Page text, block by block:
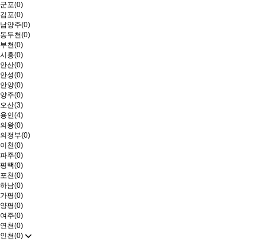
군포(0)
김포(0)
남양주(0)
동두천(0)
부천(0)
시흥(0)
안산(0)
안성(0)
안양(0)
양주(0)
오산(3)
용인(4)
의왕(0)
의정부(0)
이천(0)
파주(0)
평택(0)
포천(0)
하남(0)
가평(0)
양평(0)
여주(0)
연천(0)
인천(0)